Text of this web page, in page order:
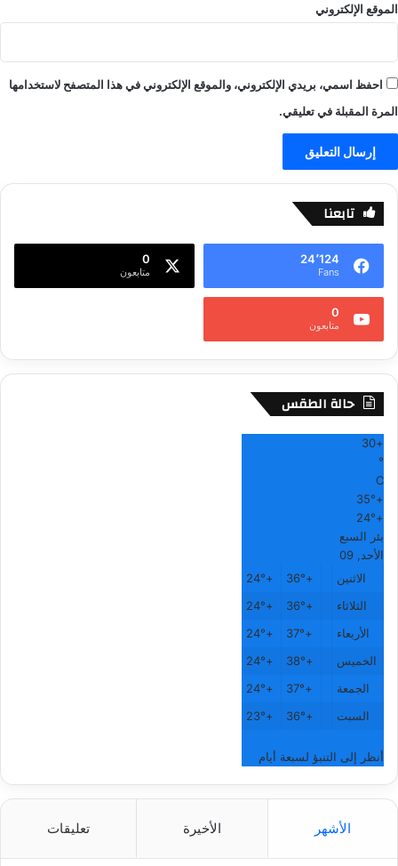
الموقع الإلكتروني
احفظ اسمي، بريدي الإلكتروني، والموقع الإلكتروني في هذا المتصفح لاستخدامها
المرة المقبلة في تعليقي.
تابعنا
24٬124
Fans
0
متابعون
0
متابعون
حالة الطقس
+
30
°
C
+
35°
+
24°
بئر السبع
الأحد, 09
الاثنين
+
36°
+
24°
الثلاثاء
+
36°
+
24°
الأربعاء
+
37°
+
24°
الخميس
+
38°
+
24°
الجمعة
+
37°
+
24°
السبت
+
36°
+
23°
أنظر إلى التنبؤ لسبعة أيام
الأشهر الأخيرة تعليقات